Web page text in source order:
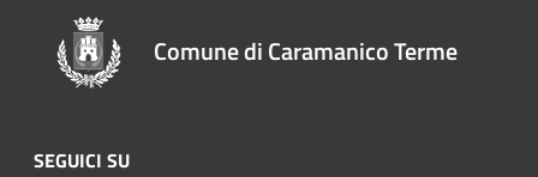
Comune di Caramanico Terme
SEGUICI SU